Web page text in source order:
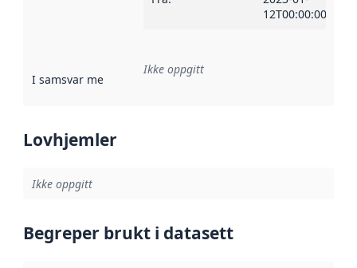
12T00:00:00Z
I samsvar med Referanse til en implementasjonsregel
Ikke oppgitt
Lovhjemler
Ikke oppgitt
Begreper brukt i datasett